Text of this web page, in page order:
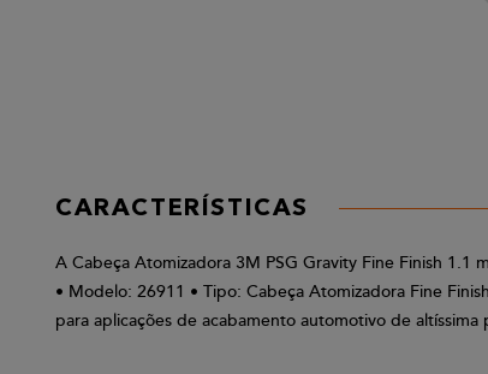
CARACTERÍSTICAS
A Cabeça Atomizadora 3M PSG Gravity Fine Finish
• Modelo: 26911 • Tipo: Cabeça Atomizadora Fine
para aplicações de acabamento automotivo de